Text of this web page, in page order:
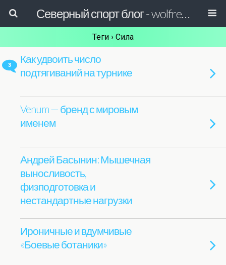
Северный спорт блог - wolfreactor
Теги › Сила
3
Как удвоить число
подтягиваний на турнике
Venum — бренд с мировым
именем
Андрей Басынин: Мышечная
выносливость,
физподготовка и
нестандартные нагрузки
Ироничные и вдумчивые
«Боевые ботаники»